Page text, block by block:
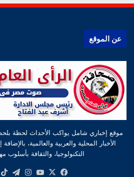
عن الموقع
موقع إخباري شامل يواكب الأحداث لحظة
الأخبار المحلية والعربية والعالمية،
التكنولوجيا، والثقافة
فيسبوك
‫X
‫YouTube